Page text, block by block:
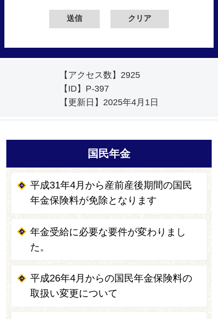
【アクセス数】 2925
【ID】 P-397
【更新日】 2025年4月1日
国民年金
平成31年4月から産前産後期間の国民
年金保険料が免除となります
年金受給に必要な要件が変わりまし
た。
平成26年4月からの国民年金保険料の
取扱い変更について